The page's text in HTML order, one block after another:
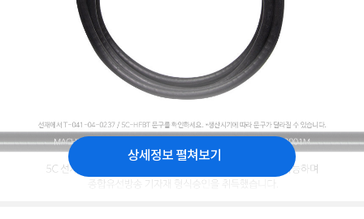
상세정보 펼쳐보기